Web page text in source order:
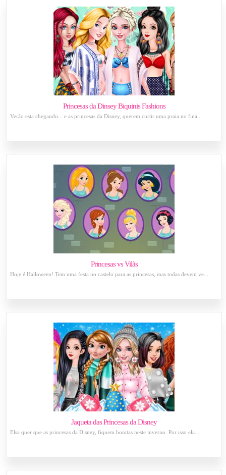
Princesas da Dinsey Biquinis Fashions
Verão esta chegando... e as princesas da Disney, querem curtir uma praia no fina...
Princesas vs Vilãs
Hoje é Halloween! Tem uma festa no castelo para as princesas, mas todas devem ve...
Jaqueta das Princesas da Disney
Elsa quer que as princesas da Disney, fiquem bonitas neste inverno. Por isso ela...